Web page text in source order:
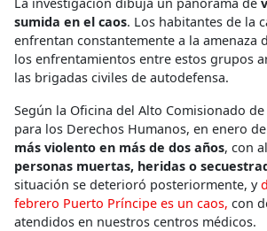
sumida en el caos. Los habitantes de la
enfrentan constantemente a la amenaza
los enfrentamientos entre estos grupos
las brigadas civiles de autodefensa.
Según la Oficina del Alto Comisionado
para los Derechos Humanos, en enero
más violento en más de dos años, con
personas muertas, heridas o
situación se deterioró posteriormente, y
febrero Puerto Príncipe es un caos, con
atendidos en nuestros centros médicos.